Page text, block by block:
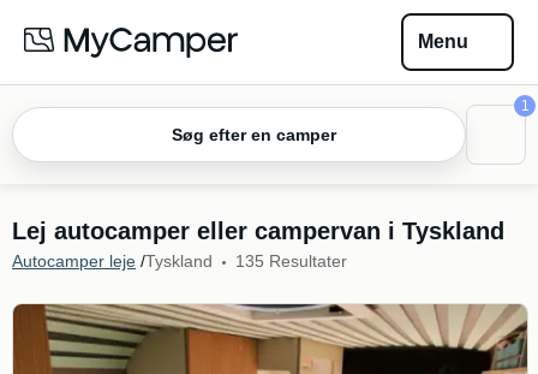
Menu
Søg efter en camper
1
Lej autocamper eller campervan i Tyskland
Autocamper leje /Tyskland 135 Resultater